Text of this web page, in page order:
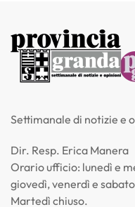
Settimanale di notizie e
Dir. Resp. Erica Manera
Orario ufficio: lunedì e
giovedì, venerdì e
Martedì chiuso.